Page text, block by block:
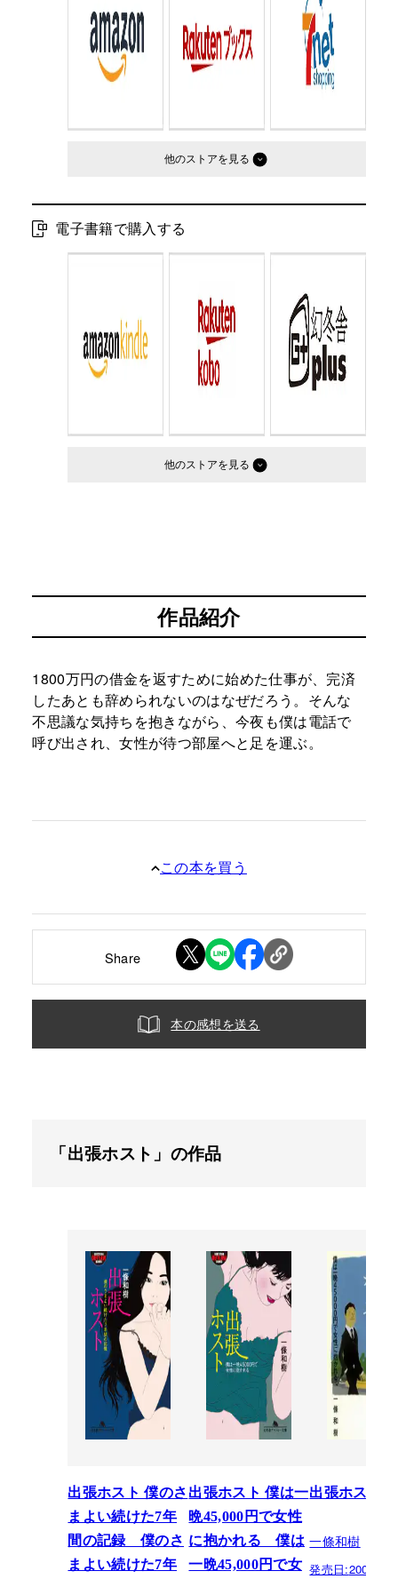
判型： 文庫判
他のストア
電子書籍で購入する
他のストア
作品紹介
1800万円の借金を返すために始めた仕事が、完済
したあとも辞められないのはなぜだろう。そんな
不思議な気持ちを抱きながら、今夜も僕は電話で
呼び出され、女性が待つ部屋へと足を運ぶ。
この本を買う
Share
本の感想を送る
「出張ホスト」の作品
出張ホスト 僕のさ
まよい続けた7年
間の記録 僕のさ
まよい続けた7年
出張ホスト 僕は一
晩45,000円で女性
に抱かれる 僕は
一晩45,000円で女
出張ホスト
一條和樹
発売日: